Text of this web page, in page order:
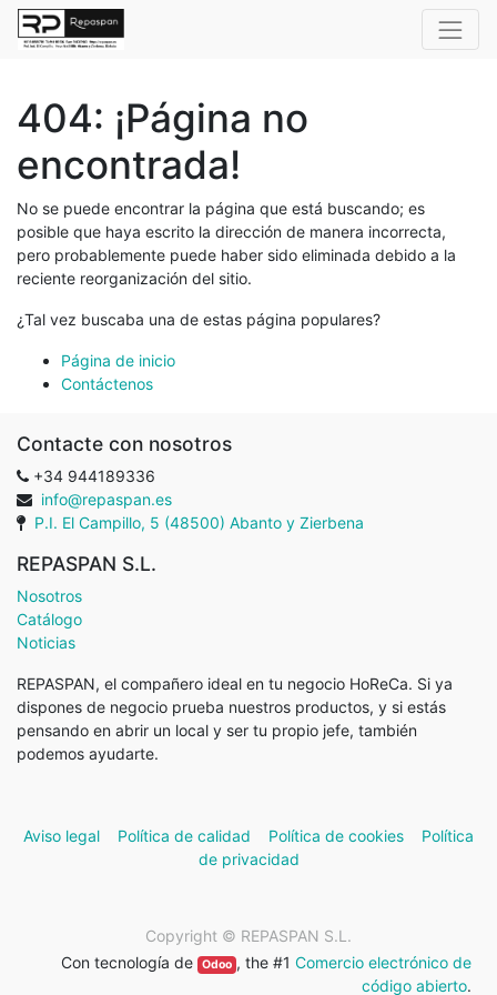
404: ¡Página no
encontrada!
No se puede encontrar la página que está buscando; es
posible que haya escrito la dirección de manera incorrecta,
pero probablemente puede haber sido eliminada debido a la
reciente reorganización del sitio.
¿Tal vez buscaba una de estas página populares?
Página de inicio
Contáctenos
Contacte con nosotros
+34 944189336
info@repaspan.es
P.I. El Campillo, 5 (48500) Abanto y Zierbena
REPASPAN S.L.
Nosotros
Catálogo
Noticias
REPASPAN, el compañero ideal en tu negocio HoReCa. Si ya
dispones de negocio prueba nuestros productos, y si estás
pensando en abrir un local y ser tu propio jefe, también
podemos ayudarte.
Aviso legal Política de calidad Política de cookies
Política
de privacidad
Copyright © REPASPAN S.L.
Con tecnología de
Odoo , the #1 Comercio electrónico de
código abierto.